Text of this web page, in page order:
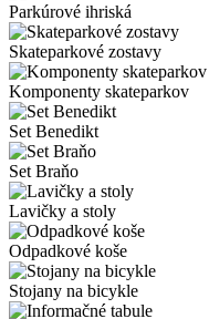
Parkúrové ihriská
Skateparkové zostavy
Komponenty skateparkov
Set Benedikt
Set Braňo
Lavičky a stoly
Odpadkové koše
Stojany na bicykle